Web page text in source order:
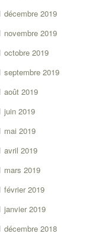
décembre 2019
novembre 2019
octobre 2019
septembre 2019
août 2019
juin 2019
mai 2019
avril 2019
mars 2019
février 2019
janvier 2019
décembre 2018